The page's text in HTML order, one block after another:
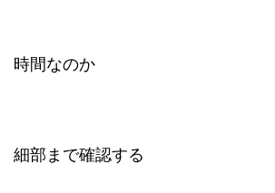
時間なのか
細部まで確認する